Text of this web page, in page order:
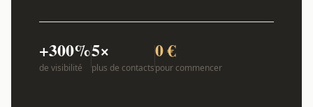
+300%
de visibilité
5×
plus de contacts
0 €
pour commencer